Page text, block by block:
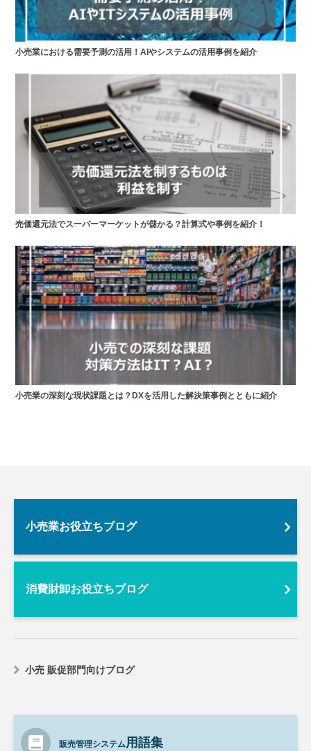
小売業における需要予測の活用！AIやシステムの活用事例を紹介
売価還元法でスーパーマーケットが儲かる？計算式や事例を紹介！
小売業の深刻な現状課題とは？DXを活用した解決策事例とともに紹介
小売業お役立ちブログ
消費財卸お役立ちブログ
小売 販促部門向けブログ
販売管理システム用語集